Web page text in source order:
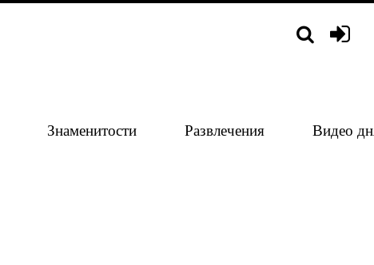
Знаменитости Развлечения Видео